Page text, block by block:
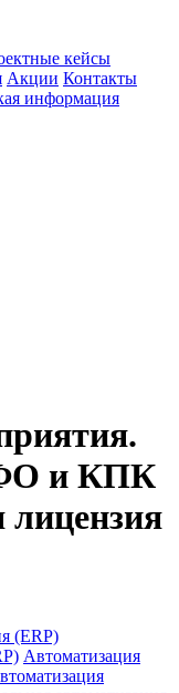
кейсы
Акции Контакты
информация
и КПК
(ERP)
Автоматизация